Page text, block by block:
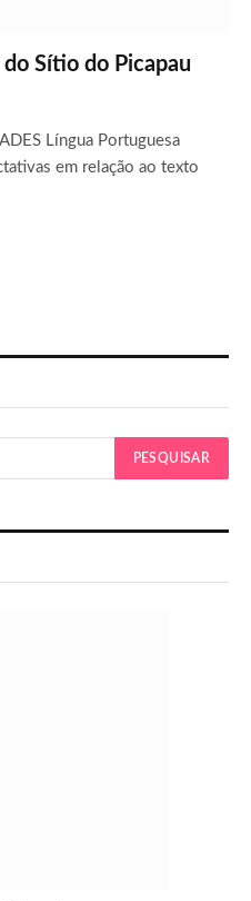
Sítio do Picapau
Língua Portuguesa
em relação ao texto